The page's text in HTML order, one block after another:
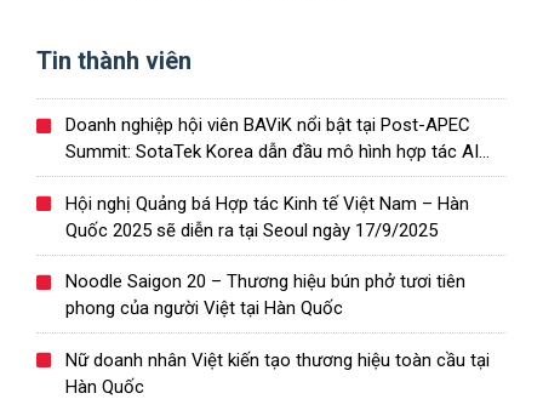
Tin thành viên
Doanh nghiệp hội viên BAViK nổi bật tại Post-APEC
Summit: SotaTek Korea dẫn đầu mô hình hợp tác AI
Việt – Hàn
Hội nghị Quảng bá Hợp tác Kinh tế Việt Nam – Hàn
Quốc 2025 sẽ diễn ra tại Seoul ngày 17/9/2025
Noodle Saigon 20 – Thương hiệu bún phở tươi tiên
phong của người Việt tại Hàn Quốc
Nữ doanh nhân Việt kiến tạo thương hiệu toàn cầu tại
Hàn Quốc